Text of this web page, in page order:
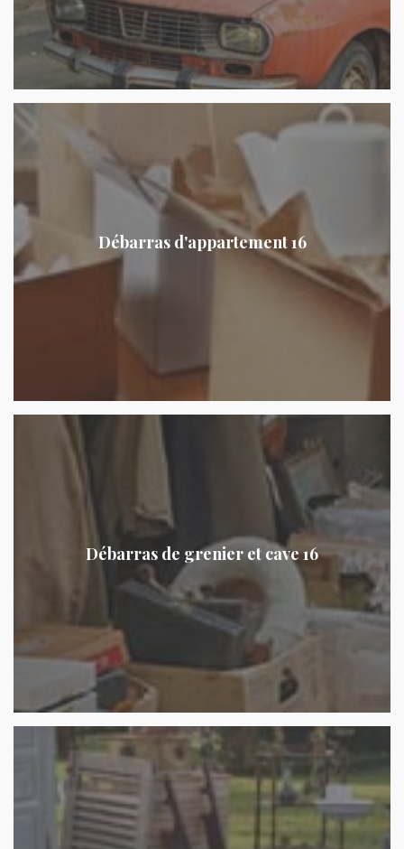
Débarras d'appartement 16
Débarras de grenier et cave 16